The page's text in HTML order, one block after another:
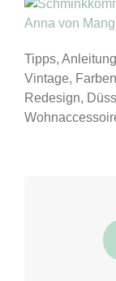
Tipps,
Vintage,
Redesign,